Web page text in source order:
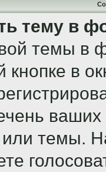
тему в
темы в
кнопке в
ваших
темы.